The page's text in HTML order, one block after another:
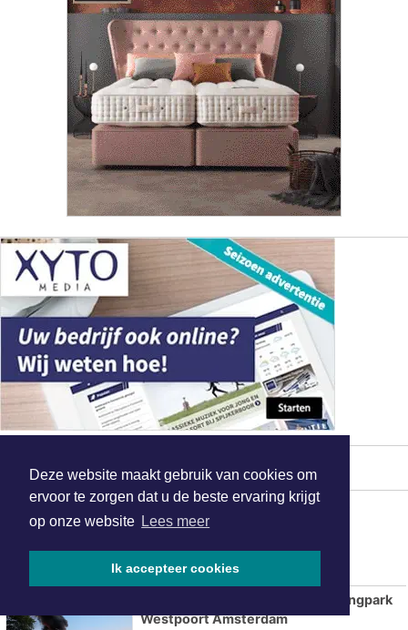
Deze website maakt gebruik van cookies om
ervoor te zorgen dat u de beste ervaring krijgt
op onze website Lees meer
Ik accepteer cookies
MEEST GELEZEN
Rapper Tony Scott (54) in laatste
levensfase
Grote uitslaande brand op campingpark
Westpoort Amsterdam